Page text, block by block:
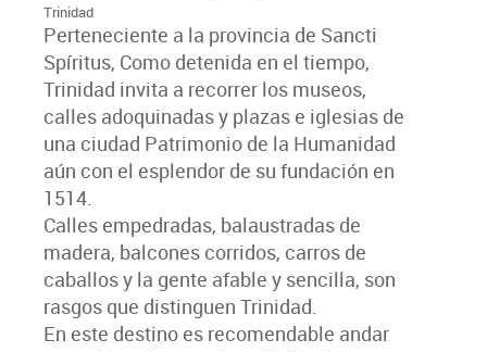
Trinidad
Perteneciente a la provincia de Sancti
Spíritus, Como detenida en el tiempo,
Trinidad invita a recorrer los museos,
calles adoquinadas y plazas e iglesias de
una ciudad Patrimonio de la Humanidad
aún con el esplendor de su fundación en
1514.
Calles empedradas, balaustradas de
madera, balcones corridos, carros de
caballos y la gente afable y sencilla, son
rasgos que distinguen Trinidad.
En este destino es recomendable andar